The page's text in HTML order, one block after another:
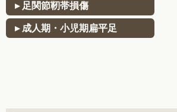
▸ 足関節靭帯損傷
▸ 成人期・小児期扁平足